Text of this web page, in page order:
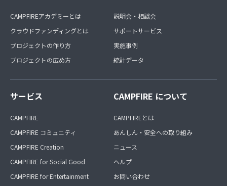
CAMPFIREアカデミーとは
クラウドファンディングとは
プロジェクトの作り方
プロジェクトの広め方
説明会・相談会
サポートサービス
実施事例
統計データ
サービス
CAMPFIRE
CAMPFIRE コミュニティ
CAMPFIRE Creation
CAMPFIRE for Social Good
CAMPFIRE for Entertainment
CAMPFIRE について
CAMPFIREとは
あんしん・安全への取り組み
ニュース
ヘルプ
お問い合わせ